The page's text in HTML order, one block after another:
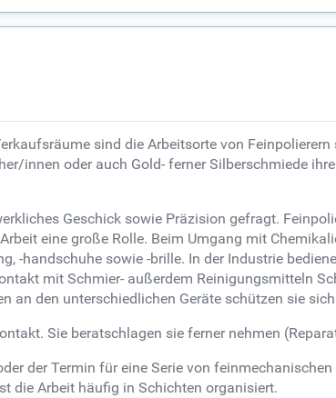
sind die Arbeitsorte von
innen oder auch Gold- ferner Silberschmiede
Geschick sowie Präzision gefragt.
eine große Rolle. Beim Umgang mit
handschuhe sowie -brille. In der Industrie
mit Schmier- außerdem Reinigungsmitteln
an den unterschiedlichen Geräte schützen sie
Sie beratschlagen sie ferner nehmen
der Termin für eine Serie von
die Arbeit häufig in Schichten organisiert.